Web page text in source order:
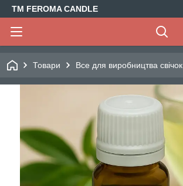
TM FEROMA CANDLE
Товари Все для виробництва свічок